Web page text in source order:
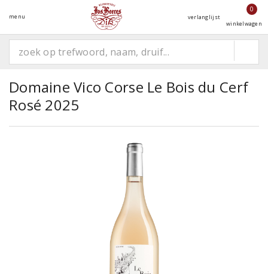
menu verlanglijst
0
winkelwagen
Domaine Vico Corse Le Bois du Cerf
Rosé 2025